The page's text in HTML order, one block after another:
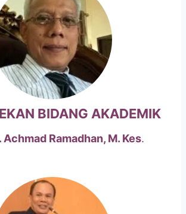
BIDANG AKADEMIK
Achmad Ramadhan, M. Kes.